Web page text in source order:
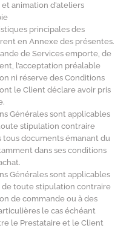
animation d’ateliers
principales des
en Annexe des présentes.
de Services emporte, de
l’acceptation préalable
ni réserve des Conditions
le Client déclare avoir pris
Générales sont applicables
stipulation contraire
tous documents émanant du
dans ses conditions
Générales sont applicables
de toute stipulation contraire
de commande ou à des
le cas échéant
le Prestataire et le Client